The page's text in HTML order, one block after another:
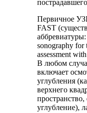
Первичное
FAST
sonography for
assessment
В любом
включает
углубления
верхнего
углубление),